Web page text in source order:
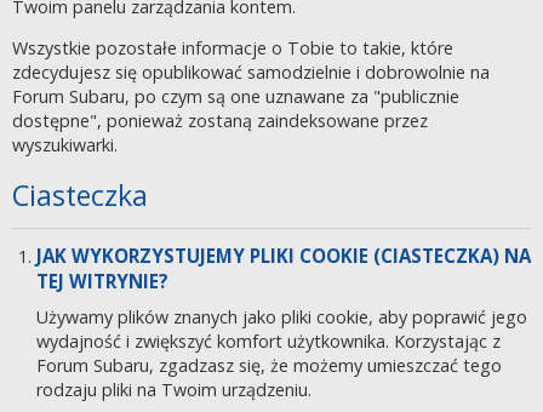
Twoim panelu zarządzania kontem.
Wszystkie pozostałe informacje o Tobie to takie, które
zdecydujesz się opublikować samodzielnie i dobrowolnie na
Forum Subaru, po czym są one uznawane za "publicznie
dostępne", ponieważ zostaną zaindeksowane przez
wyszukiwarki.
Ciasteczka
JAK WYKORZYSTUJEMY PLIKI COOKIE (CIASTECZKA) NA
TEJ WITRYNIE?
Używamy plików znanych jako pliki cookie, aby poprawić jego
wydajność i zwiększyć komfort użytkownika. Korzystając z
Forum Subaru, zgadzasz się, że możemy umieszczać tego
rodzaju pliki na Twoim urządzeniu.